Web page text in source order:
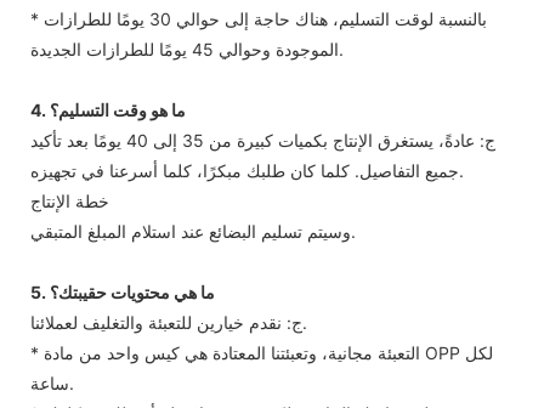
* بالنسبة لوقت التسليم، هناك حاجة إلى حوالي 30 يومًا للطرازات
الموجودة وحوالي 45 يومًا للطرازات الجديدة.
4. ما هو وقت التسليم؟
ج: عادةً، يستغرق الإنتاج بكميات كبيرة من 35 إلى 40 يومًا بعد تأكيد
جميع التفاصيل. كلما كان طلبك مبكرًا، كلما أسرعنا في تجهيزه.
خطة الإنتاج
وسيتم تسليم البضائع عند استلام المبلغ المتبقي.
5. ما هي محتويات حقيبتك؟
ج: نقدم خيارين للتعبئة والتغليف لعملائنا.
* التعبئة مجانية، وتعبئتنا المعتادة هي كيس واحد من مادة OPP لكل
ساعة.